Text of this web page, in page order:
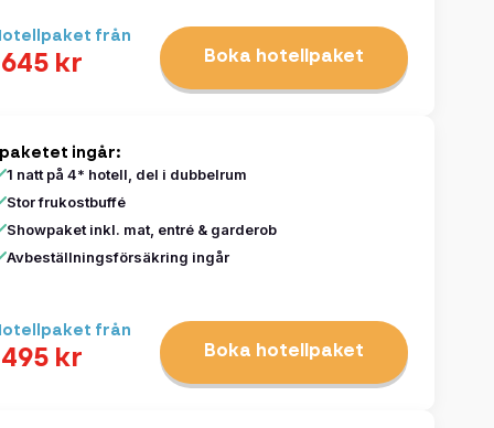
sön
från
kr Boka hotellpaket
ingår:
1 natt på 4* hotell, del i dubbelrum
Stor frukostbuffé
Showpaket inkl. mat, entré & garderob
Avbeställningsförsäkring ingår
från
kr Boka hotellpaket